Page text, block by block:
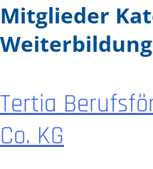
Mitglieder
Weiterbildung
Tertia
Co. KG